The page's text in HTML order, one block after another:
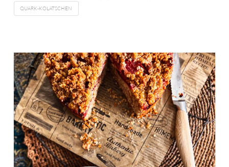
QUARK-KOLATSCHEN